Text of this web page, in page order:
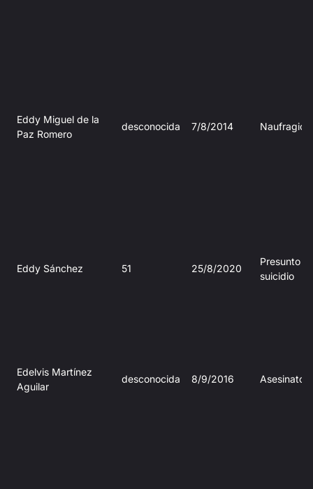
Eddy Miguel de la
Paz Romero
desconocida 7/8/2014 Naufragio
Eddy Sánchez 51 25/8/2020
Presunto
suicidio
Edelvis Martínez
Aguilar
desconocida 8/9/2016 Asesinato